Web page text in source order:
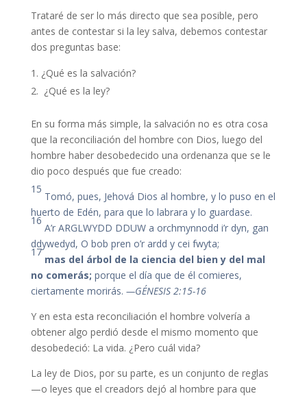
Trataré de ser lo más directo que sea posible, pero
antes de contestar si la ley salva, debemos contestar
dos preguntas base:
¿Qué es la salvación?
¿Qué es la ley?
En su forma más simple, la salvación no es otra cosa
que la reconciliación del hombre con Dios, luego del
hombre haber desobedecido una ordenanza que se le
dio poco después que fue creado:
15
Tomó, pues, Jehová Dios al hombre, y lo puso en el
huerto de Edén, para que lo labrara y lo guardase.
16
A’r ARGLWYDD DDUW a orchmynnodd i’r dyn, gan
ddywedyd, O bob pren o’r ardd y cei fwyta;
17
mas del árbol de la ciencia del bien y del mal
no comerás; porque el día que de él comieres,
ciertamente morirás. —GÉNESIS 2:15-16
Y en esta esta reconciliación el hombre volvería a
obtener algo perdió desde el mismo momento que
desobedeció: La vida. ¿Pero cuál vida?
La ley de Dios, por su parte, es un conjunto de reglas
—o leyes que el creadors dejó al hombre para que